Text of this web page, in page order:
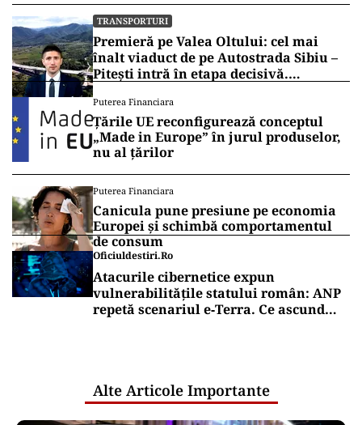
TRANSPORTURI
Premieră pe Valea Oltului: cel mai
înalt viaduct de pe Autostrada Sibiu –
Pitești intră în etapa decisivă.
anunță unde s-a ajuns cu lucrările
(VIDEO)
Puterea Financiara
Țările UE reconfigurează conceptul
„Made in Europe” în jurul produselor,
nu al țărilor
Puterea Financiara
Canicula pune presiune pe economia
Europei și schimbă comportamentul
de consum
Oficiuldestiri.ro
Atacurile cibernetice expun
vulnerabilitățile statului român: ANP
repetă scenariul e‑Terra. Ce ascund
Alte Articole Importante